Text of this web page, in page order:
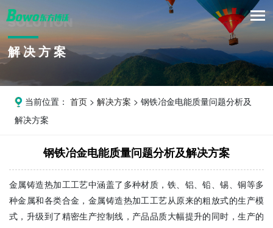
SOLUTION
解决方案
当前位置： 首页> 解决方案 > 钢铁冶金电能质量问题分析及
解决方案
钢铁冶金电能质量问题分析及解决方案
金属铸造热加工工艺中涵盖了多种材质，铁、铝、铅、锡、铜等多
种金属和各类合金，金属铸造热加工工艺从原来的粗放式的生产模
式，升级到了精密生产控制线，产品品质大幅提升的同时，生产的